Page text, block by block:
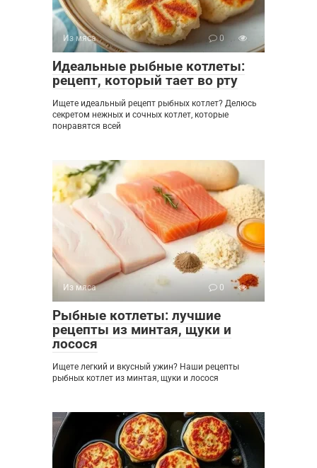
Из мяса 0
Идеальные рыбные котлеты:
рецепт, который тает во рту
Ищете идеальный рецепт рыбных котлет? Делюсь
секретом нежных и сочных котлет, которые
понравятся всей
Из мяса 0
Рыбные котлеты: лучшие
рецепты из минтая, щуки и
лосося
Ищете легкий и вкусный ужин? Наши рецепты
рыбных котлет из минтая, щуки и лосося